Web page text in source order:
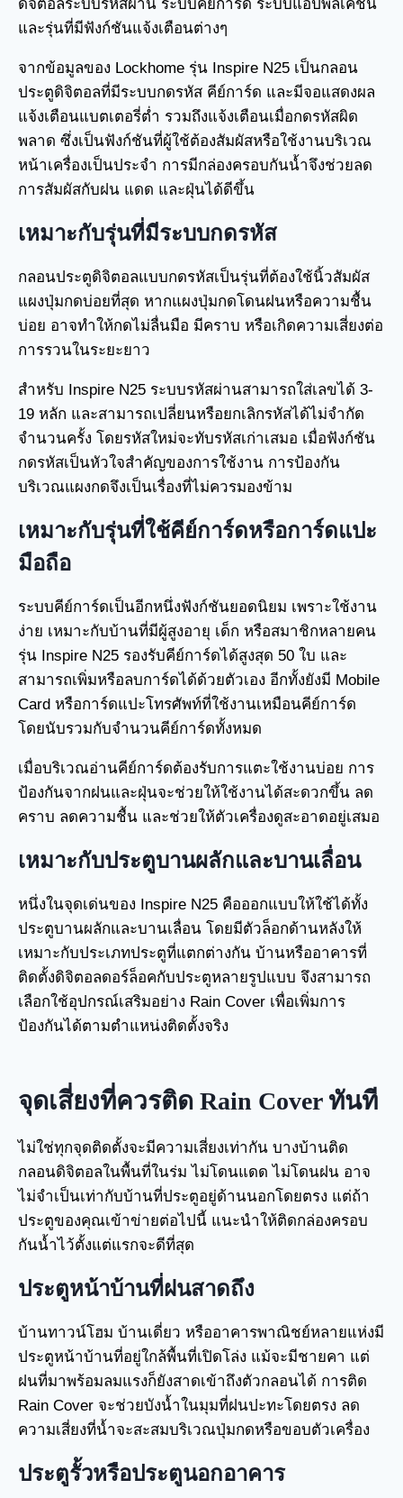
ดิจิตอลระบบรหัสผ่าน ระบบคีย์การ์ด ระบบแอปพลิเคชัน
และรุ่นที่มีฟังก์ชันแจ้งเตือนต่างๆ
จากข้อมูลของ Lockhome รุ่น Inspire N25 เป็นกลอน
ประตูดิจิตอลที่มีระบบกดรหัส คีย์การ์ด และมีจอแสดงผล
แจ้งเตือนแบตเตอรี่ต่ำ รวมถึงแจ้งเตือนเมื่อกดรหัสผิด
พลาด ซึ่งเป็นฟังก์ชันที่ผู้ใช้ต้องสัมผัสหรือใช้งานบริเวณ
หน้าเครื่องเป็นประจำ การมีกล่องครอบกันน้ำจึงช่วยลด
การสัมผัสกับฝน แดด และฝุ่นได้ดีขึ้น
เหมาะกับรุ่นที่มีระบบกดรหัส
กลอนประตูดิจิตอลแบบกดรหัสเป็นรุ่นที่ต้องใช้นิ้วสัมผัส
แผงปุ่มกดบ่อยที่สุด หากแผงปุ่มกดโดนฝนหรือความชื้น
บ่อย อาจทำให้กดไม่ลื่นมือ มีคราบ หรือเกิดความเสี่ยงต่อ
การรวนในระยะยาว
สำหรับ Inspire N25 ระบบรหัสผ่านสามารถใส่เลขได้ 3-
19 หลัก และสามารถเปลี่ยนหรือยกเลิกรหัสได้ไม่จำกัด
จำนวนครั้ง โดยรหัสใหม่จะทับรหัสเก่าเสมอ เมื่อฟังก์ชัน
กดรหัสเป็นหัวใจสำคัญของการใช้งาน การป้องกัน
บริเวณแผงกดจึงเป็นเรื่องที่ไม่ควรมองข้าม
เหมาะกับรุ่นที่ใช้คีย์การ์ดหรือการ์ดแปะ
มือถือ
ระบบคีย์การ์ดเป็นอีกหนึ่งฟังก์ชันยอดนิยม เพราะใช้งาน
ง่าย เหมาะกับบ้านที่มีผู้สูงอายุ เด็ก หรือสมาชิกหลายคน
รุ่น Inspire N25 รองรับคีย์การ์ดได้สูงสุด 50 ใบ และ
สามารถเพิ่มหรือลบการ์ดได้ด้วยตัวเอง อีกทั้งยังมี Mobile
Card หรือการ์ดแปะโทรศัพท์ที่ใช้งานเหมือนคีย์การ์ด
โดยนับรวมกับจำนวนคีย์การ์ดทั้งหมด
เมื่อบริเวณอ่านคีย์การ์ดต้องรับการแตะใช้งานบ่อย การ
ป้องกันจากฝนและฝุ่นจะช่วยให้ใช้งานได้สะดวกขึ้น ลด
คราบ ลดความชื้น และช่วยให้ตัวเครื่องดูสะอาดอยู่เสมอ
เหมาะกับประตูบานผลักและบานเลื่อน
หนึ่งในจุดเด่นของ Inspire N25 คือออกแบบให้ใช้ได้ทั้ง
ประตูบานผลักและบานเลื่อน โดยมีตัวล็อกด้านหลังให้
เหมาะกับประเภทประตูที่แตกต่างกัน บ้านหรืออาคารที่
ติดตั้งดิจิตอลดอร์ล็อคกับประตูหลายรูปแบบ จึงสามารถ
เลือกใช้อุปกรณ์เสริมอย่าง Rain Cover เพื่อเพิ่มการ
ป้องกันได้ตามตำแหน่งติดตั้งจริง
จุดเสี่ยงที่ควรติด Rain Cover ทันที
ไม่ใช่ทุกจุดติดตั้งจะมีความเสี่ยงเท่ากัน บางบ้านติด
กลอนดิจิตอลในพื้นที่ในร่ม ไม่โดนแดด ไม่โดนฝน อาจ
ไม่จำเป็นเท่ากับบ้านที่ประตูอยู่ด้านนอกโดยตรง แต่ถ้า
ประตูของคุณเข้าข่ายต่อไปนี้ แนะนำให้ติดกล่องครอบ
กันน้ำไว้ตั้งแต่แรกจะดีที่สุด
ประตูหน้าบ้านที่ฝนสาดถึง
บ้านทาวน์โฮม บ้านเดี่ยว หรืออาคารพาณิชย์หลายแห่งมี
ประตูหน้าบ้านที่อยู่ใกล้พื้นที่เปิดโล่ง แม้จะมีชายคา แต่
ฝนที่มาพร้อมลมแรงก็ยังสาดเข้าถึงตัวกลอนได้ การติด
Rain Cover จะช่วยบังน้ำในมุมที่ฝนปะทะโดยตรง ลด
ความเสี่ยงที่น้ำจะสะสมบริเวณปุ่มกดหรือขอบตัวเครื่อง
ประตูรั้วหรือประตูนอกอาคาร